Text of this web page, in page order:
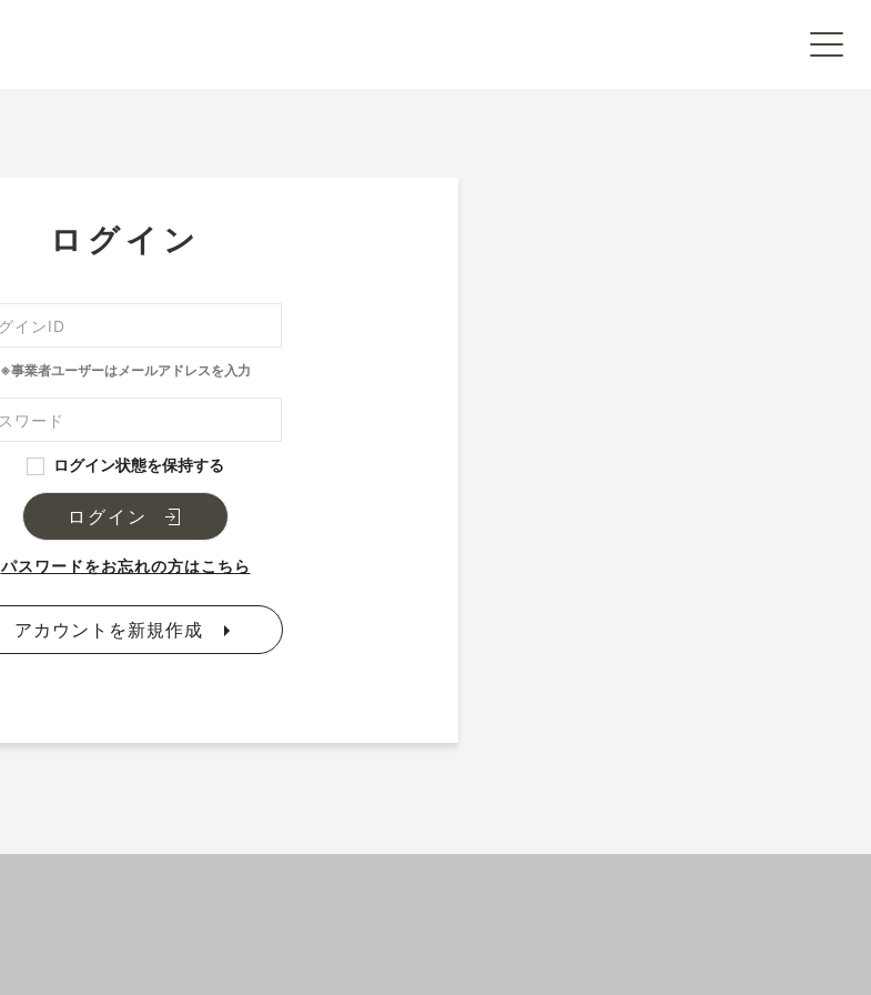
ログイン
※事業者ユーザーはメールアドレスを入力
ログイン状態を保持する
ログイン
パスワードをお忘れの方はこちら
アカウントを新規作成